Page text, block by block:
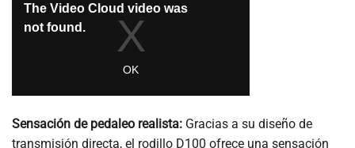
Sensación de pedaleo realista: Gracias a su diseño de
transmisión directa, el rodillo D100 ofrece una sensación